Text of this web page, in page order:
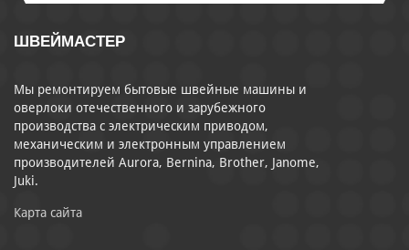
ШВЕЙМАСТЕР
Мы ремонтируем бытовые швейные машины и
оверлоки отечественного и зарубежного
производства с электрическим приводом,
механическим и электронным управлением
производителей Aurora, Bernina, Brother, Janome,
Juki.
Карта сайта